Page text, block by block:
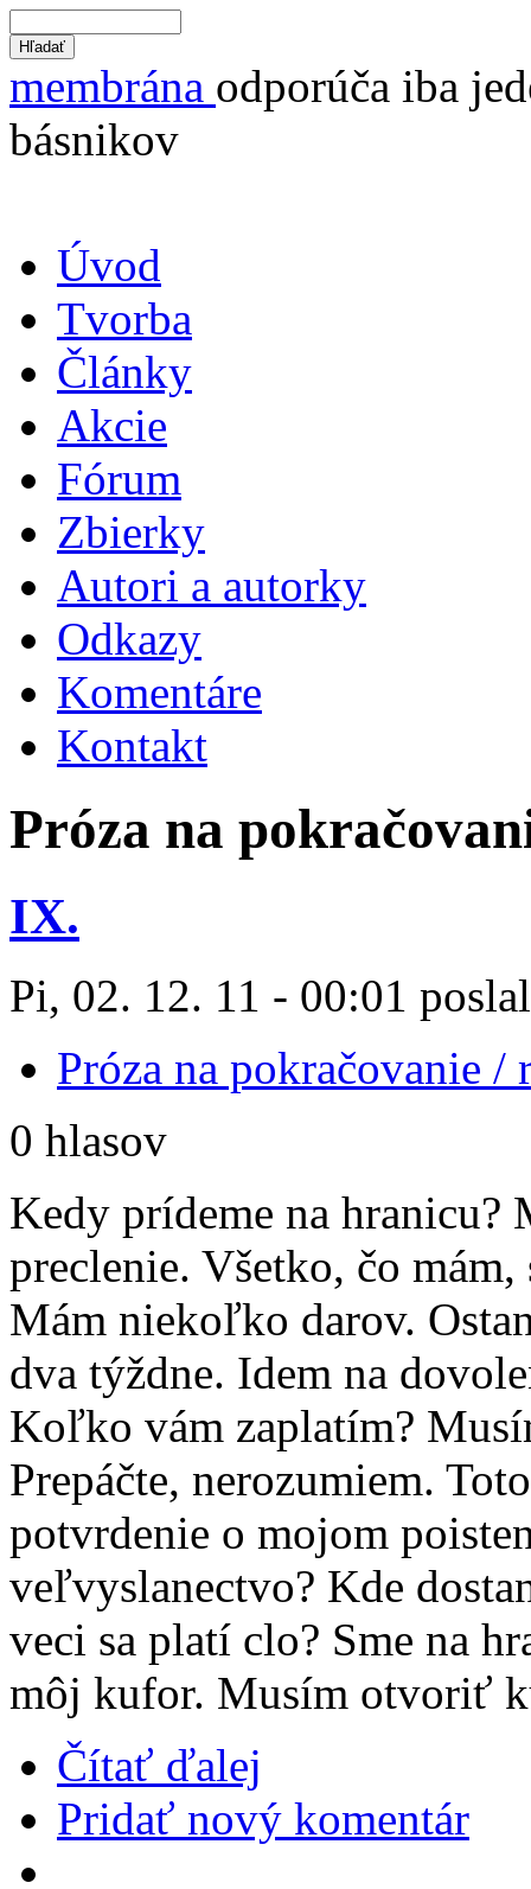
membrána odporúča iba
básnikov
Úvod
Tvorba
Články
Akcie
Fórum
Zbierky
Autori a autorky
Odkazy
Komentáre
Kontakt
Próza na
IX.
Pi, 02. 12. 11 - 00:01
Próza na pokračovanie /
0 hlasov
Kedy prídeme na hranicu?
preclenie. Všetko, čo
Mám niekoľko darov.
dva týždne. Idem na
Koľko vám zaplatím?
Prepáčte, nerozumiem.
potvrdenie o mojom
veľvyslanectvo? Kde
veci sa platí clo? Sme na
môj kufor. Musím otvoriť
Čítať ďalej
Pridať nový komentár